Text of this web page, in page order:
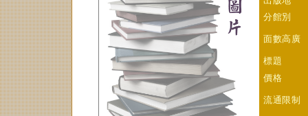
分館別
面數高廣
標題
價格
流通限制